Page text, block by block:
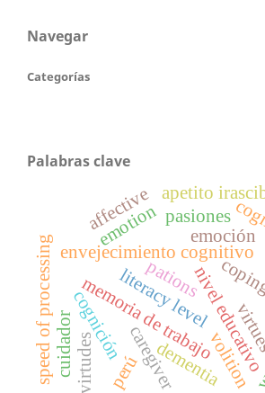
Navegar
Categorías
Palabras clave
envejecimiento cognitivo
memoria de trabajo
nivel
speed of processing literacy level
cognición
emoción
emotion
caregiverdementia
cuidador
pasiones
apetito
virtudes
affective
pations
volition
perú